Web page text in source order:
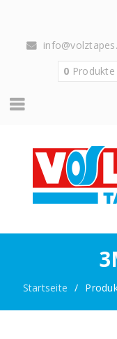
0 Produkte
Startseite /